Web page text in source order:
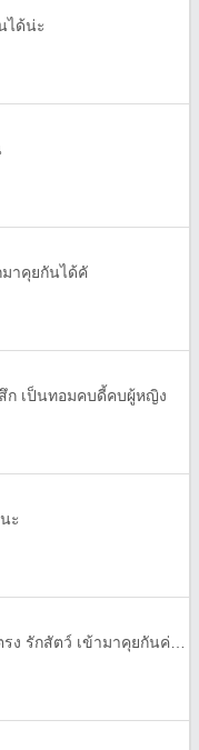
ได้น่ะ
าคุยกันได้คั
ก เป็นทอมคบดี้คบผู้หญิง
ะ